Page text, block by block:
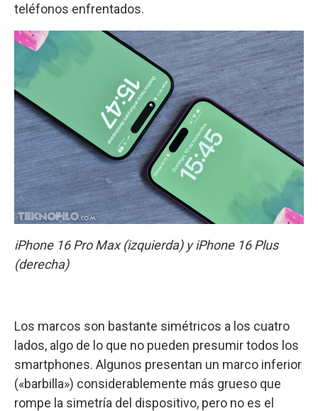
teléfonos enfrentados.
iPhone 16 Pro Max (izquierda) y iPhone 16 Plus
(derecha)
Los marcos son bastante simétricos a los cuatro
lados, algo de lo que no pueden presumir todos los
smartphones. Algunos presentan un marco inferior
(«barbilla») considerablemente más grueso que
rompe la simetría del dispositivo, pero no es el